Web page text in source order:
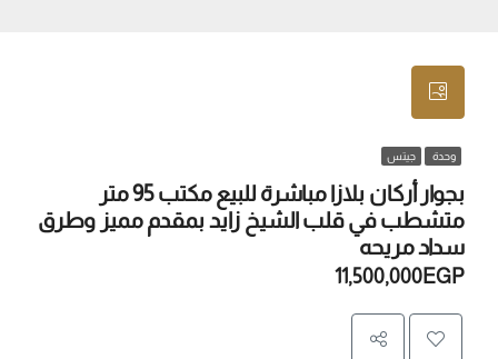
وحدة جيتس
بجوار أركان بلازا مباشرة للبيع مكتب 95 متر
متشطب في قلب الشيخ زايد بمقدم مميز وطرق
سداد مريحه
11,500,000EGP